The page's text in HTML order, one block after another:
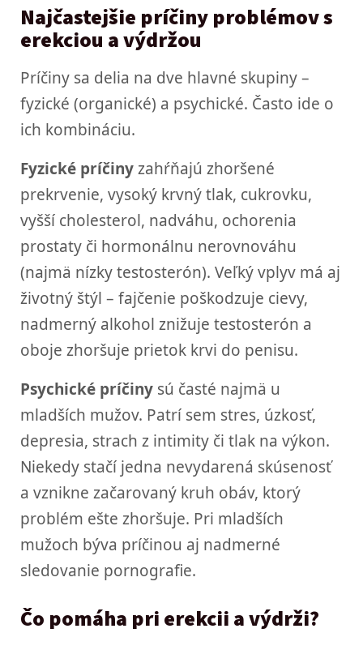
Najčastejšie príčiny problémov s
erekciou a výdržou
Príčiny sa delia na dve hlavné skupiny –
fyzické (organické) a psychické. Často ide o
ich kombináciu.
Fyzické príčinyzahŕňajú zhoršené
prekrvenie, vysoký krvný tlak, cukrovku,
vyšší cholesterol, nadváhu, ochorenia
prostaty či hormonálnu nerovnováhu
(najmä nízky testosterón). Veľký vplyv má aj
životný štýl – fajčenie poškodzuje cievy,
nadmerný alkohol znižuje testosterón a
oboje zhoršuje prietok krvi do penisu.
Psychické príčiny sú časté najmä u
mladších mužov. Patrí sem stres, úzkosť,
depresia, strach z intimity či tlak na výkon.
Niekedy stačí jedna nevydarená skúsenosť
a vznikne začarovaný kruh obáv, ktorý
problém ešte zhoršuje. Pri mladších
mužoch býva príčinou aj nadmerné
sledovanie pornografie.
Čo pomáha pri erekcii a výdrži?